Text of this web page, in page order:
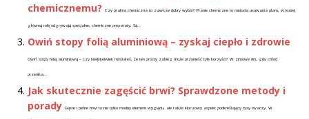
chemicznemu?
Czy pralnia chemiczna to zawsze dobry wybór? Pranie chemiczne to metoda usuwania plam, w której
główną rolę odgrywają specjalne, chemiczne preparaty. Są...
Owiń stopy folią aluminiową – zyskaj ciepło i zdrowie
Owiń stopy folią aluminiową – czy kiedykolwiek myślałeś, że ten prosty zabieg może przynieść tyle korzyści? W zimowe dni, gdy chłód
przenika...
Jak skutecznie zagęścić brwi? Sprawdzone metody i
porady Gęste i pełne brwi to nie tylko modny element wyglądu, ale także kluczowy aspekt podkreślający rysy twarzy. W